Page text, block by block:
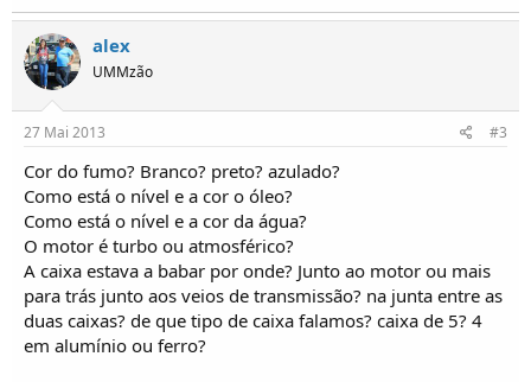
s
alex
UMMzão
27 Mai 2013 #3
Cor do fumo? Branco? preto? azulado?
Como está o nível e a cor o óleo?
Como está o nível e a cor da água?
O motor é turbo ou atmosférico?
A caixa estava a babar por onde? Junto ao motor ou mais
para trás junto aos veios de transmissão? na junta entre as
duas caixas? de que tipo de caixa falamos? caixa de 5? 4
em alumínio ou ferro?